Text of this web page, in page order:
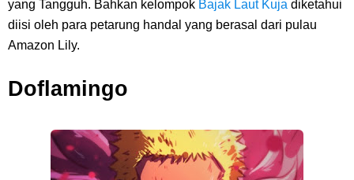
yang Tangguh. Bahkan kelompok Bajak Laut Kuja diketahui
diisi oleh para petarung handal yang berasal dari pulau
Amazon Lily.
Doflamingo